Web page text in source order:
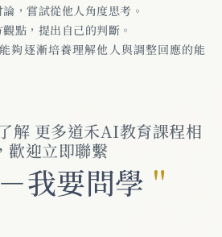
，嘗試從他人角度思考。
點，提出自己的判斷。
夠逐漸培養理解他人與調整回應的能
解 更多道禾AI教育課程相
歡迎立即聯繫
我要問學 ＂